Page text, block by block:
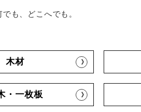
も、どこへでも。
木材
・一枚板